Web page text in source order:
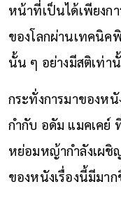
หน้าที่เป็นได้เพียงก
ของโลกผ่านเทคนิค
นั้น ๆ อย่างมีสติเท่า
กระทั่งการมาของห
กำกับ อดัม แมคเคย์
หย่อมหญ้ากำลังเผชิ
ของหนังเรื่องนี้มีมา